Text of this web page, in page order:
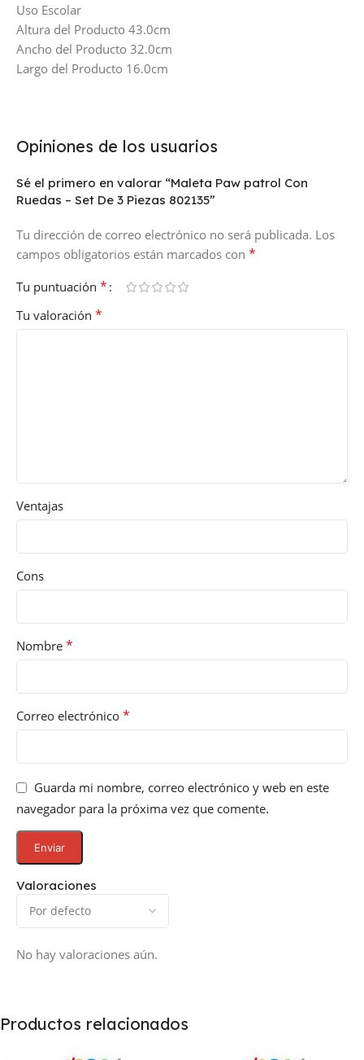
Uso Escolar
Altura del Producto 43.0cm
Ancho del Producto 32.0cm
Largo del Producto 16.0cm
Opiniones de los usuarios
Valoraciones
No hay valoraciones aún.
Sé el primero en valorar “Maleta Paw patrol Con
Ruedas – Set De 3 Piezas 802135”
Tu dirección de correo electrónico no será publicada. Los
campos obligatorios están marcados con *
Tu puntuación *
Tu valoración *
Ventajas
Cons
Nombre *
Correo electrónico *
Guarda mi nombre, correo electrónico y web en este
navegador para la próxima vez que comente.
Productos relacionados